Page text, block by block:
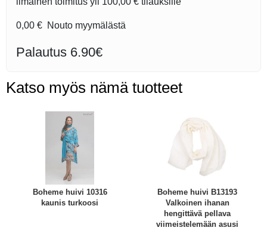
0,00 € Nouto myymälästä
Palautus 6.90€
Katso myös nämä tuotteet
Boheme huivi 10316
kaunis turkoosi
Boheme huivi B13193
Valkoinen ihanan
hengittävä pellava
viimeistelemään asusi